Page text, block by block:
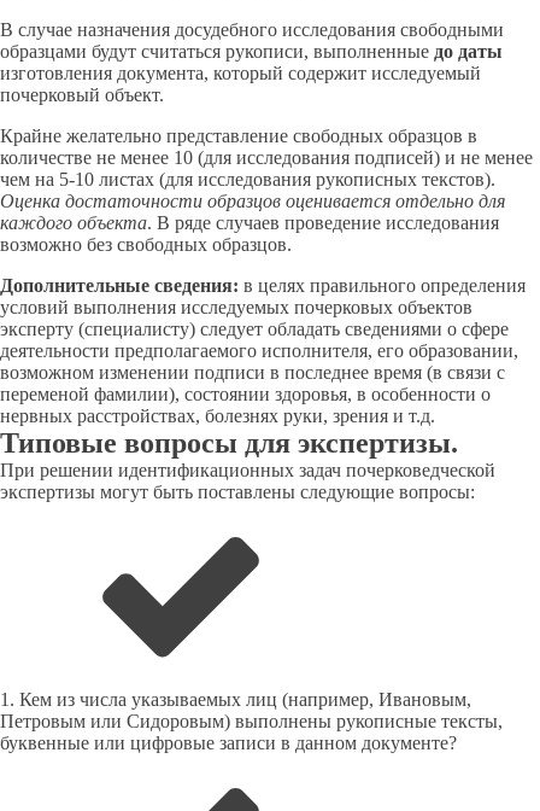
В случае назначения досудебного исследования свободными
образцами будут считаться рукописи, выполненные до даты
изготовления документа, который содержит исследуемый
почерковый объект.
Крайне желательно представление свободных образцов в
количестве не менее 10 (для исследования подписей) и не менее
чем на 5-10 листах (для исследования рукописных текстов).
Оценка достаточности образцов оценивается отдельно для
каждого объекта. В ряде случаев проведение исследования
возможно без свободных образцов.
Дополнительные сведения: в целях правильного определения
условий выполнения исследуемых почерковых объектов
эксперту (специалисту) следует обладать сведениями о сфере
деятельности предполагаемого исполнителя, его образовании,
возможном изменении подписи в последнее время (в связи с
переменой фамилии), состоянии здоровья, в особенности о
нервных расстройствах, болезнях руки, зрения и т.д.
Типовые вопросы для экспертизы.
При решении идентификационных задач почерковедческой
экспертизы могут быть поставлены следующие вопросы:
1. Кем из числа указываемых лиц (например, Ивановым,
Петровым или Сидоровым) выполнены рукописные тексты,
буквенные или цифровые записи в данном документе?